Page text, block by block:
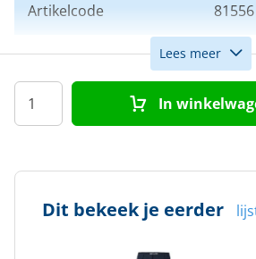
Artikelcode 81556
Maat 32
Kleur Navy
Lees meer
In
Dit bekeek je eerder